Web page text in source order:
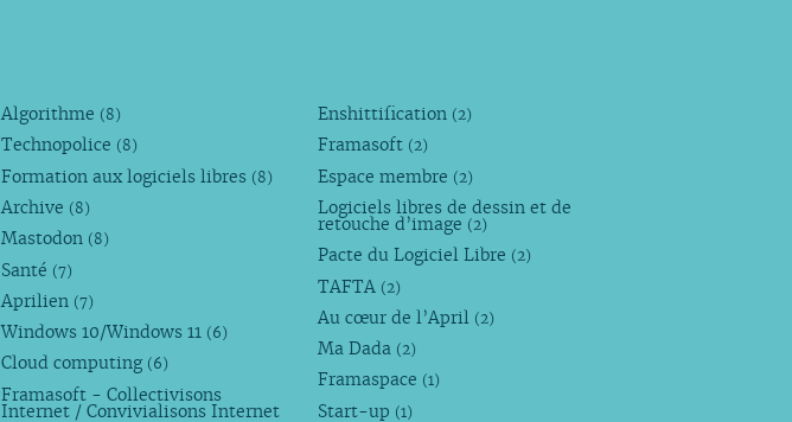
Algorithme (8)
Technopolice (8)
Formation aux logiciels libres (8)
Archive (8)
Mastodon (8)
Santé (7)
Aprilien (7)
Windows 10/Windows 11 (6)
Cloud computing (6)
Framasoft - Collectivisons
Internet / Convivialisons Internet
Enshittification (2)
Framasoft (2)
Espace membre (2)
Logiciels libres de dessin et de
retouche d’image (2)
Pacte du Logiciel Libre (2)
TAFTA (2)
Au cœur de l’April (2)
Ma Dada (2)
Framaspace (1)
Start-up (1)